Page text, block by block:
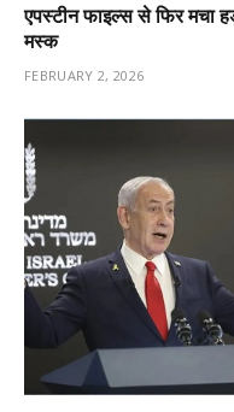
एपस्टीन फाइल्स से फिर मचा
मस्क
FEBRUARY 2, 2026